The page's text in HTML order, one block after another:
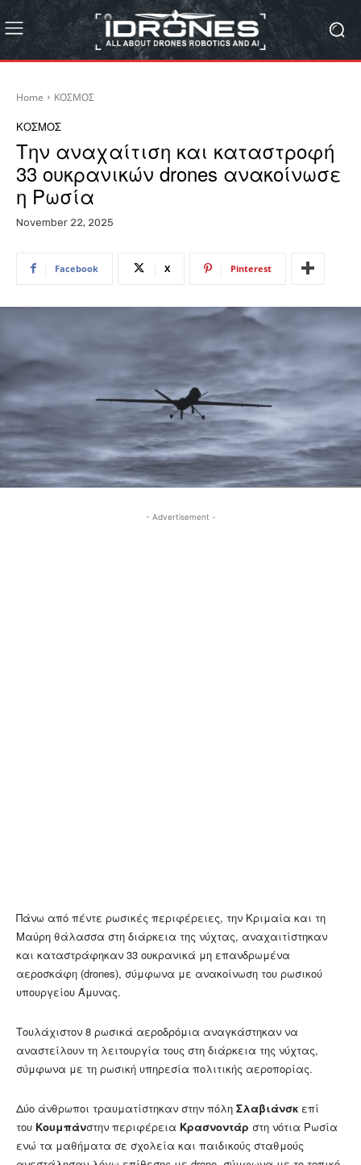
Home ΚΟΣΜΟΣ
ΚΟΣΜΟΣ
Την αναχαίτιση και καταστροφή
33 ουκρανικών drones ανακοίνωσε
η Ρωσία
November 22, 2025
Facebook X Pinterest
- Advertisement -
Πάνω από πέντε ρωσικές περιφέρειες, την Κριμαία και τη
Μαύρη θάλασσα στη διάρκεια της νύχτας, αναχαιτίστηκαν
και καταστράφηκαν 33 ουκρανικά μη επανδρωμένα
αεροσκάφη (drones), σύμφωνα με ανακοίνωση του ρωσικού
υπουργείου Άμυνας.
Τουλάχιστον 8 ρωσικά αεροδρόμια αναγκάστηκαν να
αναστείλουν τη λειτουργία τους στη διάρκεια της νύχτας,
σύμφωνα με τη ρωσική υπηρεσία πολιτικής αεροπορίας.
Δύο άνθρωποι τραυματίστηκαν στην πόλη Σλαβιάνσκ επί
του Κουμπάνστην περιφέρεια Κρασνοντάρ στη νότια Ρωσία
ενώ τα μαθήματα σε σχολεία και παιδικούς σταθμούς